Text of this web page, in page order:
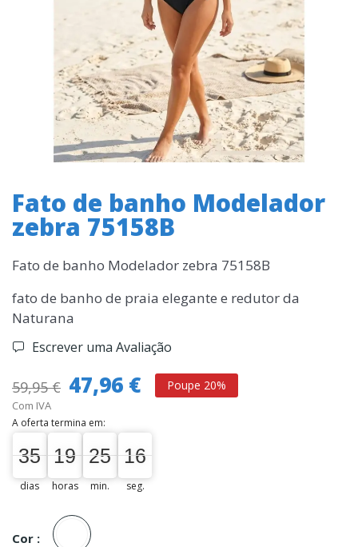
Fato de banho Modelador
zebra 75158B
Fato de banho Modelador zebra 75158B
fato de banho de praia elegante e redutor da
Naturana
Escrever uma Avaliação
59,95 € 47,96 € Poupe 20%
Com IVA
A oferta termina em:
35
35
00
dias
19
19
00
horas
25
25
00
min.
16
15
16
seg.
Cor :
Unica